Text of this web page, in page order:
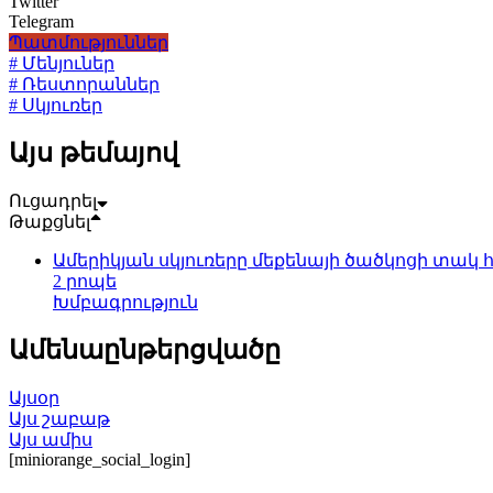
Telegram
Պատմություններ
# Մենյուներ
# Ռեստորաններ
# Սկյուռեր
Այս թեմայով
Ուցադրել
Թաքցնել
Ամերիկյան սկյուռերը մեքենայի ծածկոցի
2 րոպե
Խմբագրություն
Ամենաընթերցվածը
Այսօր
Այս շաբաթ
Այս ամիս
[miniorange_social_login]